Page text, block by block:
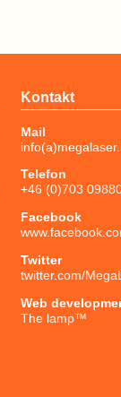
Kontakt
Mail
Telefon
+46 (0)703
Facebook
Twitter
twitter.com/
Web
The lamp™